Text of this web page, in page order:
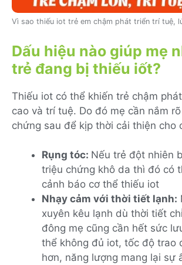
Vì sao thiếu iot trẻ em chậm phát triển trí tuệ,
Dấu hiệu nào giúp mẹ
trẻ đang bị thiếu iốt?
Thiếu iot có thể khiến trẻ chậm
cao và trí tuệ. Do đó mẹ cần nắm
chứng sau để kịp thời cải thiện cho
Rụng tóc: Nếu trẻ đột nhiên
triệu chứng khô da thì đó có
cảnh báo cơ thể thiếu iot
Nhạy cảm với thời tiết lạnh:
xuyên kêu lạnh dù thời tiết
đông mẹ cũng cần hết sức
thể không đủ iot, tốc độ trao
hơn, năng lượng mang lại sự